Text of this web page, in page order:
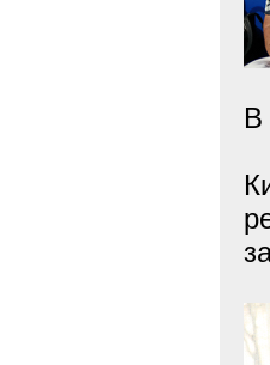
В